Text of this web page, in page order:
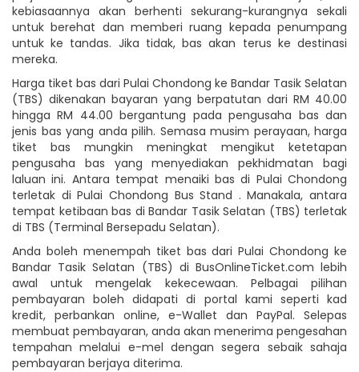
kebiasaannya akan berhenti sekurang-kurangnya sekali
untuk berehat dan memberi ruang kepada penumpang
untuk ke tandas. Jika tidak, bas akan terus ke destinasi
mereka.
Harga tiket bas dari Pulai Chondong ke Bandar Tasik Selatan
(TBS) dikenakan bayaran yang berpatutan dari RM 40.00
hingga RM 44.00 bergantung pada pengusaha bas dan
jenis bas yang anda pilih. Semasa musim perayaan, harga
tiket bas mungkin meningkat mengikut ketetapan
pengusaha bas yang menyediakan pekhidmatan bagi
laluan ini. Antara tempat menaiki bas di Pulai Chondong
terletak di Pulai Chondong Bus Stand . Manakala, antara
tempat ketibaan bas di Bandar Tasik Selatan (TBS) terletak
di TBS (Terminal Bersepadu Selatan).
Anda boleh menempah tiket bas dari Pulai Chondong ke
Bandar Tasik Selatan (TBS) di BusOnlineTicket.com lebih
awal untuk mengelak kekecewaan. Pelbagai pilihan
pembayaran boleh didapati di portal kami seperti kad
kredit, perbankan online, e-Wallet dan PayPal. Selepas
membuat pembayaran, anda akan menerima pengesahan
tempahan melalui e-mel dengan segera sebaik sahaja
pembayaran berjaya diterima.